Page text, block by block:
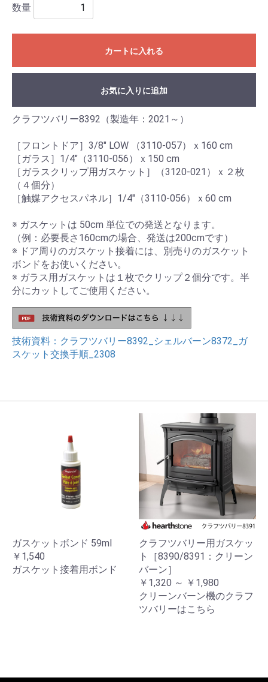
数量
カートに入れる
お気に入りに追加
クラフツバリー8392（製造年：2021～）
［フロントドア］3/8" LOW （3110-057）ｘ160 cm
［ガラス］1/4"（3110-056）ｘ150 cm
［ガラスクリップ用ガスケット］（3120-021）ｘ２枚
（４個分）
［触媒アクセスパネル］1/4"（3110-056）ｘ60 cm
※ ガスケットは 50cm 単位での発送となります。
（例：必要長さ160cmの場合、発送は200cmです）
※ ドア周りのガスケット接着には、別売りのガスケット
ボンドをお使いください。
※ ガラス用ガスケットは１枚でクリップ２個分です。半
分にカットしてご使用ください。
技術資料：クラフツバリー8392_シェルバーン8372_ガ
スケット交換手順_2308
ガスケットボンド 59ml
￥1,540
ガスケット接着用ボンド
クラフツバリー用ガスケッ
ト［8390/8391：クリーン
バーン］
￥1,320 ～ ￥1,980
クリーンバーン機のクラフ
ツバリーはこちら